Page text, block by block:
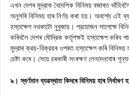
এখন দেশৰ মুদ্রাক বৈদেশিক বিনিময় বজাৰত
অনুসৰি বিনিময় হাৰ নিৰ্ণয় কৰা হয়। অবশ্যে এই
হস্তক্ষেপ নথকাটো নুবুজায়। প্রয়োজন সাপেক্ষে
কৰিবলৈ দেশৰ মৌদ্রিক কর্তৃপক্ষই হস্তক্ষেপ কৰিব
মুদ্রাৰ ক্রয়-বিক্রয়ৰ ওপৰত হস্তক্ষেপ কৰি বিনিময়
চেষ্টা কৰে। সেয়ে চৰকাৰী সংৰক্ষণ লেনদেনবোৰ
৯। স্বর্ণমান ব্যৱস্থাত কিদৰে বিনিময় হাৰ নিৰ্ধাৰণ